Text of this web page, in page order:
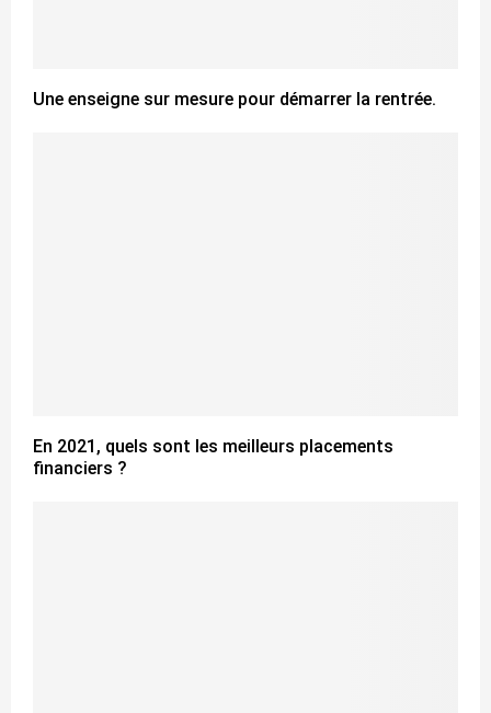
Une enseigne sur mesure pour démarrer la rentrée.
En 2021, quels sont les meilleurs placements
financiers ?